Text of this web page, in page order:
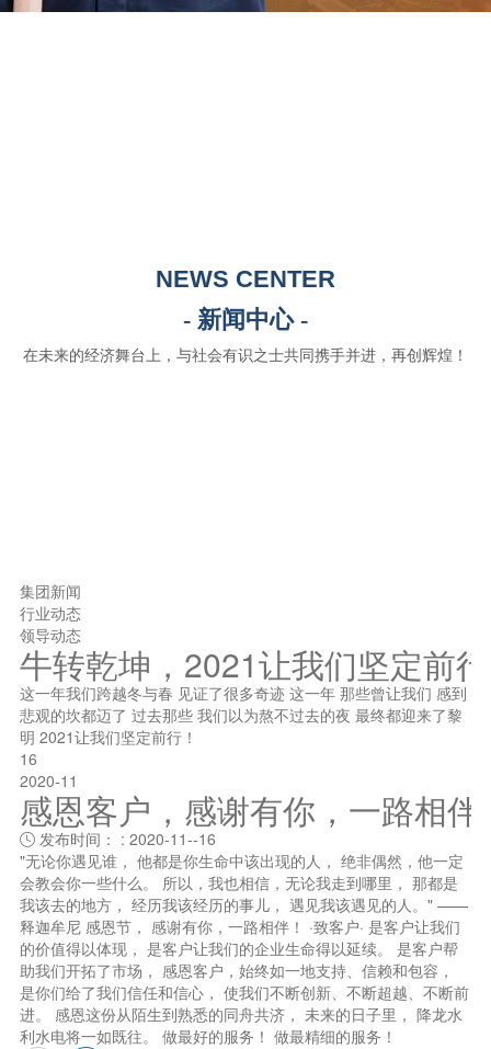
NEWS CENTER
- 新闻中心 -
在未来的经济舞台上，与社会有识之士共同携手并进，再创辉煌！
集团新闻
行业动态
领导动态
牛转乾坤，2021让我们坚定前
这一年我们跨越冬与春 见证了很多奇迹 这一年 那些曾让我们 感到
悲观的坎都迈了 过去那些 我们以为熬不过去的夜 最终都迎来了黎
明 2021让我们坚定前行！
16
2020-11
感恩客户，感谢有你，一路相伴
发布时间： : 2020-11--16
"无论你遇见谁， 他都是你生命中该出现的人， 绝非偶然，他一定
会教会你一些什么。 所以，我也相信，无论我走到哪里， 那都是
我该去的地方， 经历我该经历的事儿， 遇见我该遇见的人。" ——
释迦牟尼 感恩节， 感谢有你，一路相伴！ ·致客户· 是客户让我们
的价值得以体现， 是客户让我们的企业生命得以延续。 是客户帮
助我们开拓了市场， 感恩客户，始终如一地支持、信赖和包容，
是你们给了我们信任和信心， 使我们不断创新、不断超越、不断前
进。 感恩这份从陌生到熟悉的同舟共济， 未来的日子里， 降龙水
利水电将一如既往。 做最好的服务！ 做最精细的服务！